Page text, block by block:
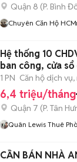
Quận 8 (P. Bình
Chuyên Căn Hộ
Hệ thống 10
ban công, cửa
1 PN Căn hộ dịch vụ,
6,4 triệu/tháng
Quận 7 (P. Tân
Quân Lewis Thuê
CẦN BÁN NHÀ